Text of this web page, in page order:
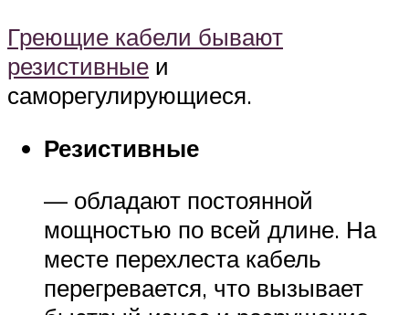
Греющие кабели бывают
резистивные и
саморегулирующиеся.
Резистивные
— обладают постоянной
мощностью по всей длине. На
месте перехлеста кабель
перегревается, что вызывает